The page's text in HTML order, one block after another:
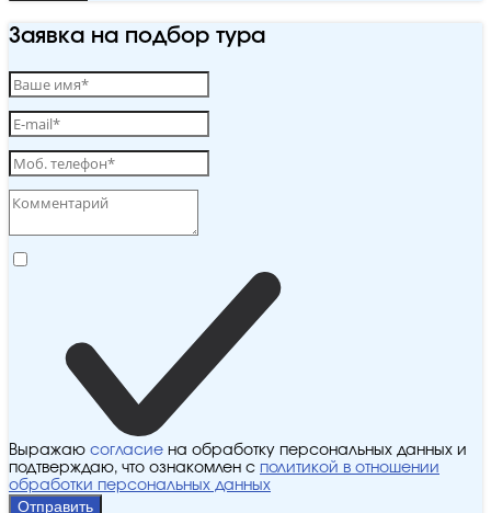
Заявка на подбор тура
Выражаю согласие на обработку персональных данных и
подтверждаю, что ознакомлен с политикой в отношении
обработки персональных данных
Отправить